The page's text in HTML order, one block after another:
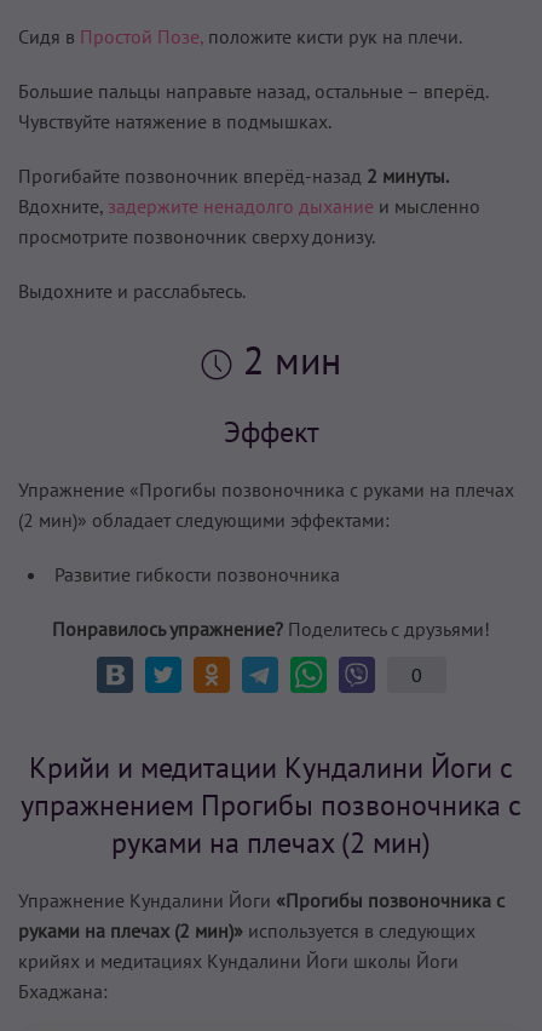
Сидя в Простой Позе, положите кисти рук на плечи.
Большие пальцы направьте назад, остальные – вперёд.
Чувствуйте натяжение в подмышках.
Прогибайте позвоночник вперёд-назад 2 минуты.
Вдохните, задержите ненадолго дыхание и мысленно
просмотрите позвоночник сверху донизу.
Выдохните и расслабьтесь.
2 мин
Эффект
Упражнение «Прогибы позвоночника с руками на плечах
(2 мин)» обладает следующими эффектами:
Развитие гибкости позвоночника
Понравилось упражнение? Поделитесь с друзьями!
0
Крийи и медитации Кундалини Йоги с
упражнением Прогибы позвоночника с
руками на плечах (2 мин)
Упражнение Кундалини Йоги «Прогибы позвоночника с
руками на плечах (2 мин)» используется в следующих
крийях и медитациях Кундалини Йоги школы Йоги
Бхаджана: